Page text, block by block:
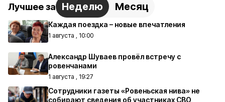
Лучшее за Неделю Месяц
Каждая поездка – новые впечатления
1 августа , 10:00
Александр Шуваев провёл встречу с
ровенчанами
1 августа , 19:27
Сотрудники газеты «Ровеньская нива» не
собирают сведения об участниках СВО